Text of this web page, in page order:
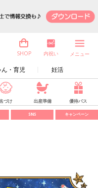
・育児 妊活
SHOP 内祝い メニュー
づけ 出産準備 優待パス
SNS キャンペーン